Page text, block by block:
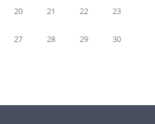
20 21 22 23
27 28 29 30